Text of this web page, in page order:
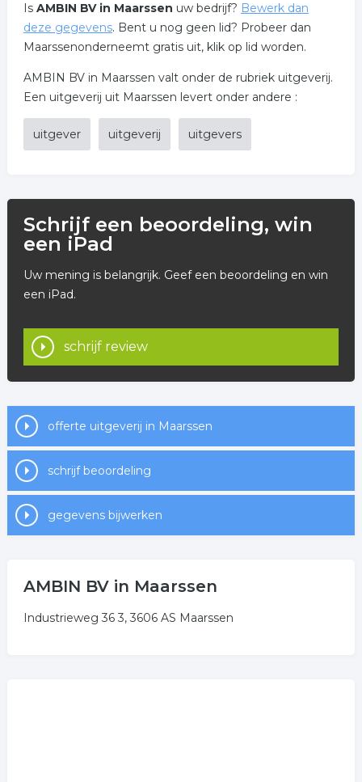
Is AMBIN BV in Maarssen uw bedrijf? Bewerk dan
deze gegevens. Bent u nog geen lid? Probeer dan
Maarssenonderneemt gratis uit, klik op lid worden.
AMBIN BV in Maarssen valt onder de rubriek uitgeverij.
Een uitgeverij uit Maarssen levert onder andere :
uitgever uitgeverij uitgevers
Schrijf een beoordeling, win
een iPad
Uw mening is belangrijk. Geef een beoordeling en win
een iPad.
schrijf review
offerte uitgeverij in Maarssen
schrijf beoordeling
gegevens bijwerken
AMBIN BV in Maarssen
Industrieweg 36 3, 3606 AS Maarssen